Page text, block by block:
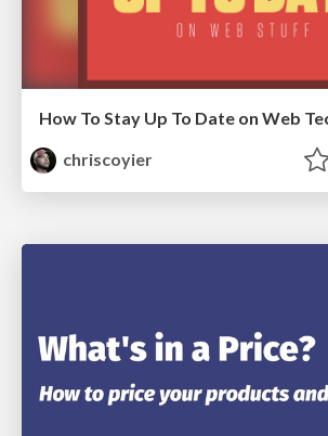
How To Stay Up To Date on Web
chriscoyier